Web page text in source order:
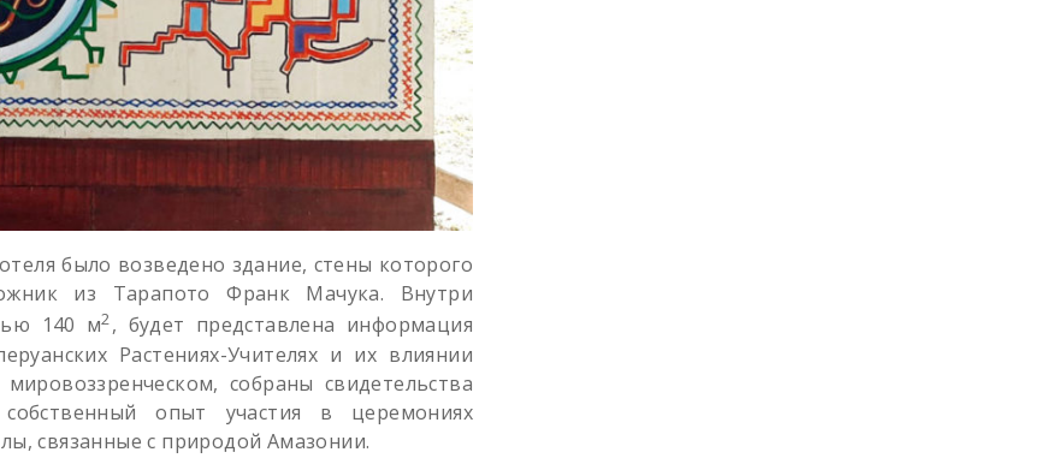
было возведено здание, стены которого
из Тарапото Франк Мачука. Внутри
140 м2, будет представлена информация
Растениях-Учителях и их влиянии
собраны свидетельства
опыт участия в церемониях
связанные с природой Амазонии.